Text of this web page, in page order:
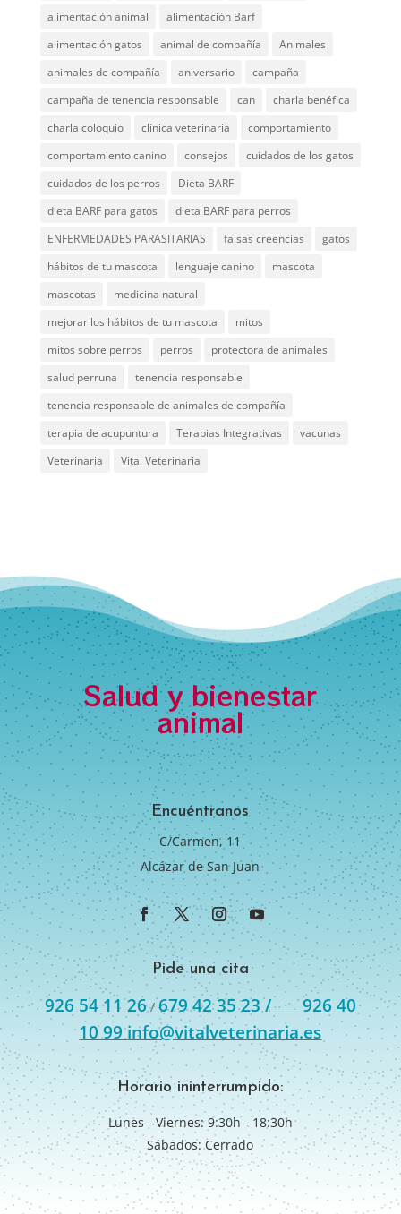
alimentación animal
alimentación Barf
alimentación gatos
animal de compañía
Animales
animales de compañía
aniversario
campaña
campaña de tenencia responsable
can
charla benéfica
charla coloquio
clínica veterinaria
comportamiento
comportamiento canino
consejos
cuidados de los gatos
cuidados de los perros
Dieta BARF
dieta BARF para gatos
dieta BARF para perros
ENFERMEDADES PARASITARIAS
falsas creencias
gatos
hábitos de tu mascota
lenguaje canino
mascota
mascotas
medicina natural
mejorar los hábitos de tu mascota
mitos
mitos sobre perros
perros
protectora de animales
salud perruna
tenencia responsable
tenencia responsable de animales de compañía
terapia de acupuntura
Terapias Integrativas
vacunas
Veterinaria
Vital Veterinaria
Salud y bienestar
animal
Encuéntranos
C/Carmen, 11
Alcázar de San Juan
Pide una cita
926 54 11 26/679 42 35 23 /926 40
10 99info@vitalveterinaria.es
Horario ininterrumpido:
Lunes - Viernes: 9:30h - 18:30h
Sábados: Cerrado